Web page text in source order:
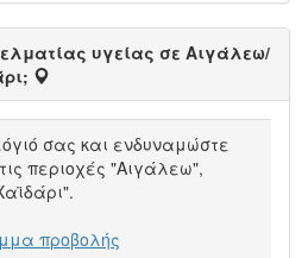
υγείας σε Αιγάλεω/
σας και ενδυναμώστε
περιοχές "Αιγάλεω",
προβολής